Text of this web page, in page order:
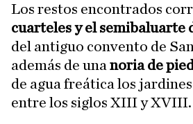
Los restos encontrados
cuarteles y el semibaluarte
del antiguo convento de
además de una noria de
de agua freática los
entre los siglos XIII y XVIII.